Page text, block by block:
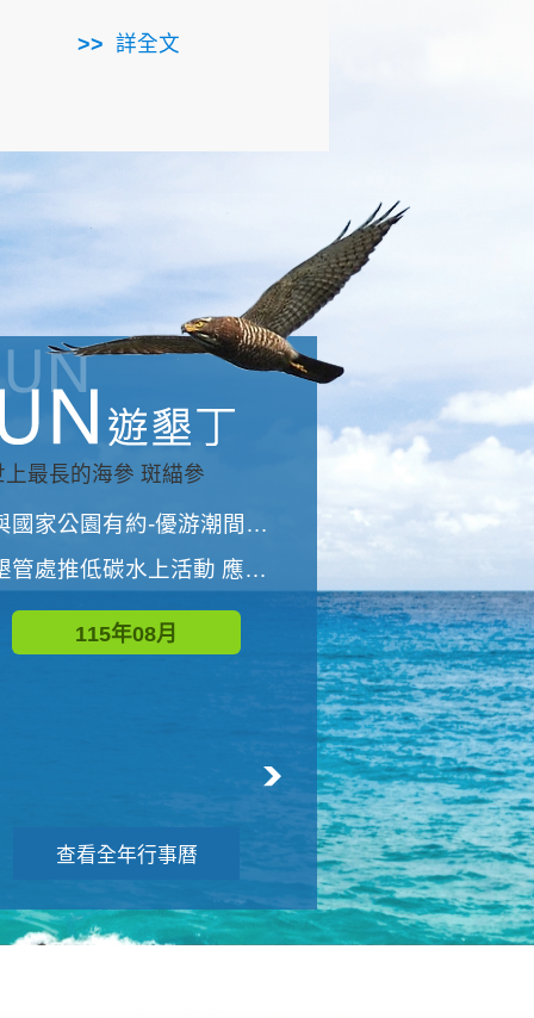
詳全文
國家公園有約-優游潮間探險者
處推低碳水上活動 應屆畢業生限額免費參加
115年08月
世界地球清潔日 墾管處辦理「2026年墾丁國家公園沙灘淨灘活動
115年09月
查看全年行事曆